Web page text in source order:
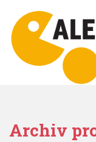
Archiv